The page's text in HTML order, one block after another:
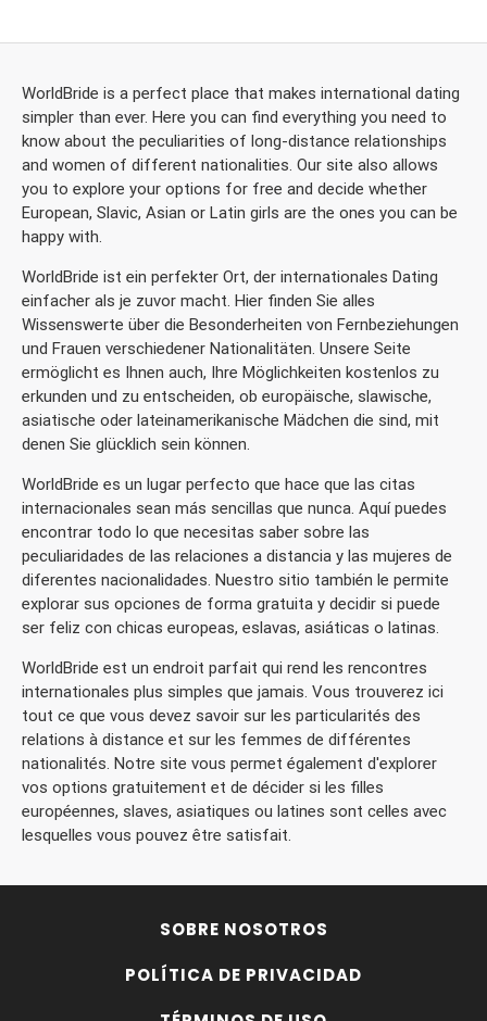
WorldBride is a perfect place that makes international dating
simpler than ever. Here you can find everything you need to
know about the peculiarities of long-distance relationships
and women of different nationalities. Our site also allows
you to explore your options for free and decide whether
European, Slavic, Asian or Latin girls are the ones you can be
happy with.
WorldBride ist ein perfekter Ort, der internationales Dating
einfacher als je zuvor macht. Hier finden Sie alles
Wissenswerte über die Besonderheiten von Fernbeziehungen
und Frauen verschiedener Nationalitäten. Unsere Seite
ermöglicht es Ihnen auch, Ihre Möglichkeiten kostenlos zu
erkunden und zu entscheiden, ob europäische, slawische,
asiatische oder lateinamerikanische Mädchen die sind, mit
denen Sie glücklich sein können.
WorldBride es un lugar perfecto que hace que las citas
internacionales sean más sencillas que nunca. Aquí puedes
encontrar todo lo que necesitas saber sobre las
peculiaridades de las relaciones a distancia y las mujeres de
diferentes nacionalidades. Nuestro sitio también le permite
explorar sus opciones de forma gratuita y decidir si puede
ser feliz con chicas europeas, eslavas, asiáticas o latinas.
WorldBride est un endroit parfait qui rend les rencontres
internationales plus simples que jamais. Vous trouverez ici
tout ce que vous devez savoir sur les particularités des
relations à distance et sur les femmes de différentes
nationalités. Notre site vous permet également d'explorer
vos options gratuitement et de décider si les filles
européennes, slaves, asiatiques ou latines sont celles avec
lesquelles vous pouvez être satisfait.
SOBRE NOSOTROS
POLÍTICA DE PRIVACIDAD